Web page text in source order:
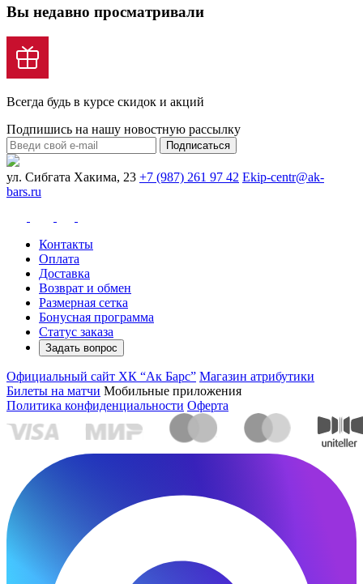
Вы недавно просматривали
Всегда будь в курсе скидок и акций
Подпишись на нашу новостную рассылку
Подписаться
ул. Сибгата Хакима, 23 +7 (987) 261 97 42 Ekip-centr@ak-
bars.ru
Контакты
Оплата
Доставка
Возврат и обмен
Размерная сетка
Бонусная программа
Статус заказа
Задать вопрос
Официальный сайт ХК “Ак Барс” Магазин атрибутики
Билеты на матчи Мобильные приложения
Политика конфиденциальности Оферта